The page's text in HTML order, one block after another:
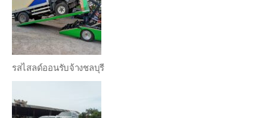
รสไสลด์ออนรับจ้างชลบุรี